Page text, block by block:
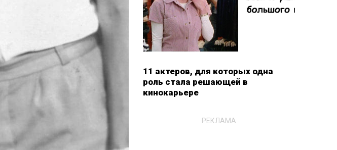
11 актеров, для которых одна
роль стала решающей в
кинокарьере
РЕКЛАМА